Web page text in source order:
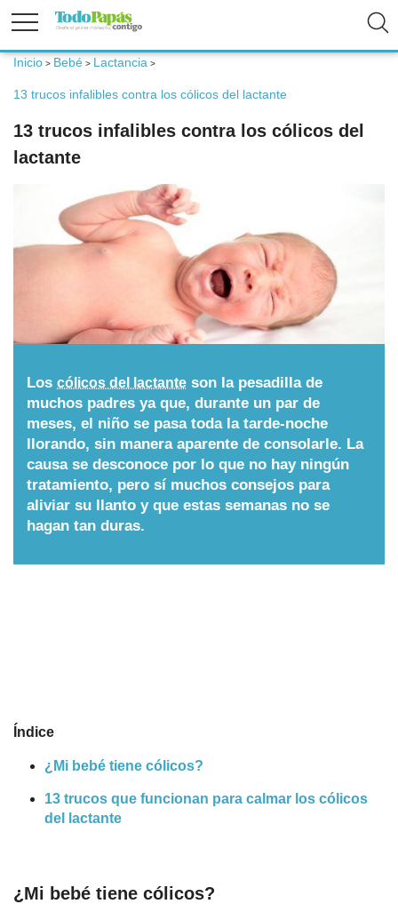
Embarazo
Niños
Nombres
Cuentos
Inicio > Bebé > Lactancia >
13 trucos infalibles contra los cólicos del lactante
13 trucos infalibles contra los cólicos del
lactante
Los cólicos del lactante son la pesadilla de
muchos padres ya que, durante un par de
meses, el niño se pasa toda la tarde-noche
llorando, sin manera aparente de consolarle. La
causa se desconoce por lo que no hay ningún
tratamiento, pero sí muchos consejos para
aliviar su llanto y que estas semanas no se
hagan tan duras.
Índice
¿Mi bebé tiene cólicos?
13 trucos que funcionan para calmar los cólicos
del lactante
¿Mi bebé tiene cólicos?